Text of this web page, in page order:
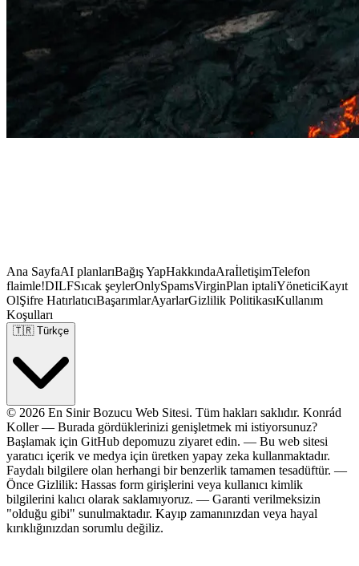
Ana SayfaAI planlarıBağış YapHakkındaAraİletişimTelefon
flaimle!DILFSıcak şeylerOnlySpamsVirginPlan iptaliYöneticiKayıt
OlŞifre HatırlatıcıBaşarımlarAyarlarGizlilik PolitikasıKullanım
Koşulları
🇹🇷 Türkçe
© 2026 En Sinir Bozucu Web Sitesi. Tüm hakları saklıdır. Konrád
Koller— Burada gördüklerinizi genişletmek mi istiyorsunuz?
Başlamak için GitHub depomuzu ziyaret edin. — Bu web sitesi
yaratıcı içerik ve medya için üretken yapay zeka kullanmaktadır.
Faydalı bilgilere olan herhangi bir benzerlik tamamen tesadüftür. —
Önce Gizlilik: Hassas form girişlerini veya kullanıcı kimlik
bilgilerini kalıcı olarak saklamıyoruz. — Garanti verilmeksizin
"olduğu gibi" sunulmaktadır. Kayıp zamanınızdan veya hayal
kırıklığınızdan sorumlu değiliz.